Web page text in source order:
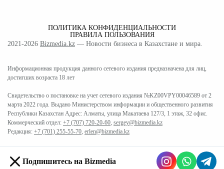
ПОЛИТИКА КОНФИДЕНЦИАЛЬНОСТИ
ПРАВИЛА ПОЛЬЗОВАНИЯ
2021-2026 Bizmedia.kz — Новости бизнеса в Казахстане и мира.
Информационная продукция данного сетевого издания предназначена для лиц,
достигших возраста 18 лет
Свидетельство о постановке на учет сетевого издания №KZ00VPY00046589 от 2
марта 2022 года. Выдано Министерством информации и общественного развития
Республики Казахстан Адрес: Алматы, улица Макатаева 127/3, 1 этаж, 32 офис.
Коммерческий отдел: +7 (707) 720-20-60, sergey@bizmedia.kz
Редакция: +7 (701) 255-55-70, erlen@bizmedia.kz
Подпишитесь на Bizmedia